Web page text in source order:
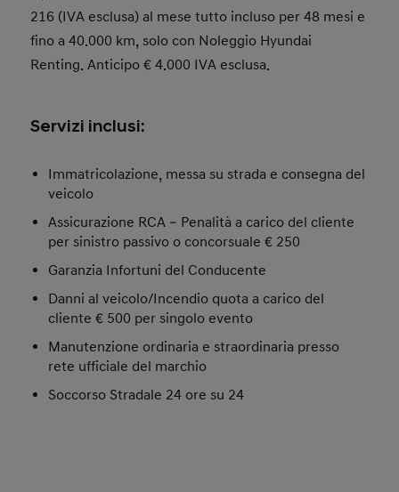
216 (IVA esclusa) al mese tutto incluso per 48 mesi e
fino a 40.000 km, solo con Noleggio Hyundai
Renting. Anticipo € 4.000 IVA esclusa.
Servizi inclusi:
Immatricolazione, messa su strada e consegna del
veicolo
Assicurazione RCA – Penalità a carico del cliente
per sinistro passivo o concorsuale € 250
Garanzia Infortuni del Conducente
Danni al veicolo/Incendio quota a carico del
cliente € 500 per singolo evento
Manutenzione ordinaria e straordinaria presso
rete ufficiale del marchio
Soccorso Stradale 24 ore su 24